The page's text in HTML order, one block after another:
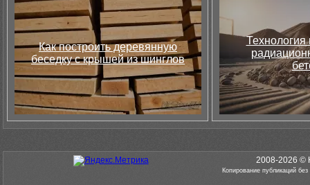
Как построить деревянную
беседку с крышей из шинглов
Технология
2008-2026 ©
Копирование публикаций